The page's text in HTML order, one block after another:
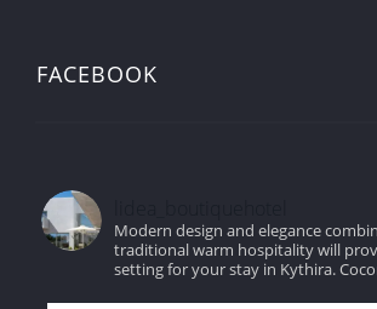
FACEBOOK
Modern design and elegance
traditional warm hospitality will
setting for your stay in Kythira.